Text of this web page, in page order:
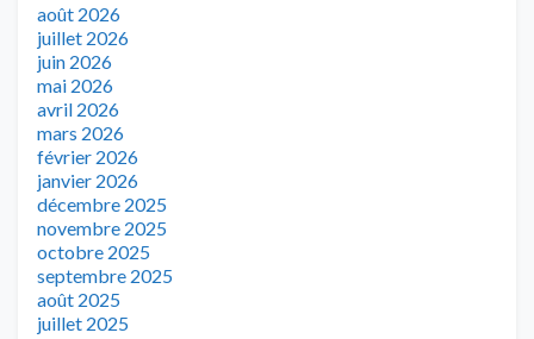
août 2026
juillet 2026
juin 2026
mai 2026
avril 2026
mars 2026
février 2026
janvier 2026
décembre 2025
novembre 2025
octobre 2025
septembre 2025
août 2025
juillet 2025